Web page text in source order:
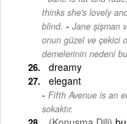
thinks she's lovely
blind. - Jane şişman
onun güzel ve çekici
demelerinin nedeni
dreamy
elegant
Fifth Avenue is an
sokaktır.